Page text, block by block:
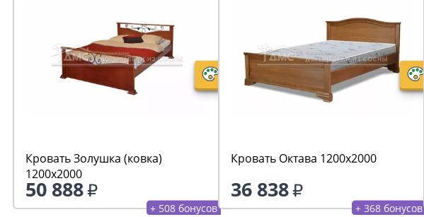
Кровать Золушка (ковка)
1200х2000
50 888
+ 508 бонусов
Кровать Октава 1200х2000
36 838
+ 368 бонусов